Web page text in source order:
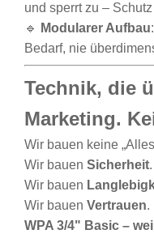
und sperrt zu –
🔹
Modularer Aufbau
Bedarf, nie
Technik, die
Marketing.
Wir bauen keine
Wir bauen Sicherheit.
Wir bauen
Wir bauen Vertrauen.
WPA 3/4" Basic –